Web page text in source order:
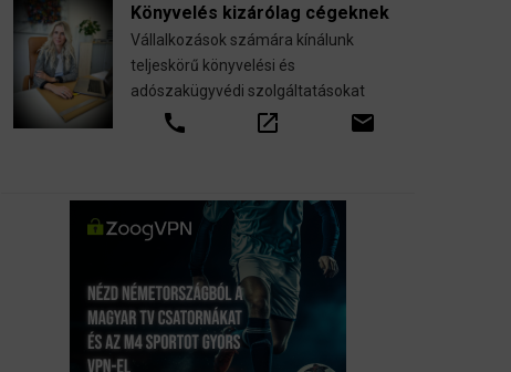
Könyvelés kizárólag cégeknek
Vállalkozások számára kínálunk
teljeskörű könyvelési és
adószakügyvédi szolgáltatásokat
call open_in_new email